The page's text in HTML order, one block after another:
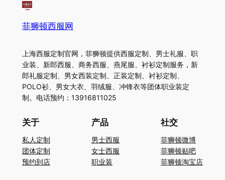
菲狮顿西服网
上海西服定制官网，菲狮顿提供西服定制、男士礼服、职
业装、新郎西服、商务西服、燕尾服、衬衫定制服务，新
郎礼服定制、男女西装定制、正装定制、衬衫定制、
POLO衫、男女大衣、羽绒服、冲锋衣等团体职业装定
制。电话预约：13916811025
关于
私人定制
团体定制
预约到店
产品
男士西服
女士西服
职业装
社交
菲狮顿微博
菲狮顿贴吧
菲狮顿淘宝店